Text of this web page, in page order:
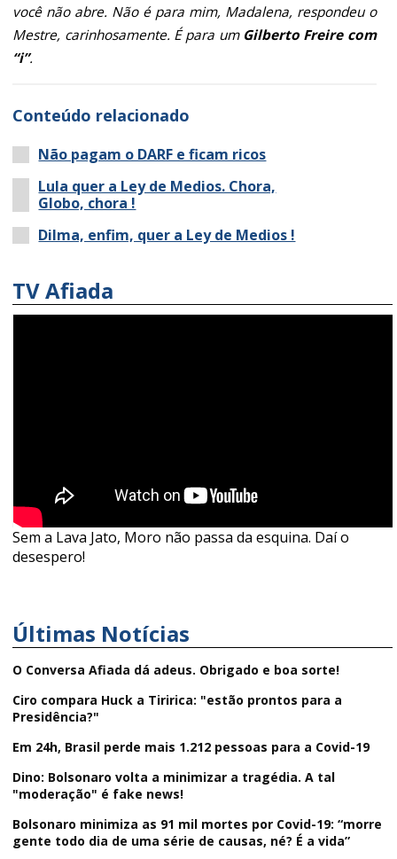
você não abre. Não é para mim, Madalena, respondeu o
Mestre, carinhosamente. É para um Gilberto Freire com
“i”.
Conteúdo relacionado
Não pagam o DARF e ficam ricos
Lula quer a Ley de Medios. Chora,
Globo, chora !
Dilma, enfim, quer a Ley de Medios !
TV Afiada
Sem a Lava Jato, Moro não passa da esquina. Daí o
desespero!
Últimas Notícias
O Conversa Afiada dá adeus. Obrigado e boa sorte!
Ciro compara Huck a Tiririca: "estão prontos para a
Presidência?"
Em 24h, Brasil perde mais 1.212 pessoas para a Covid-19
Dino: Bolsonaro volta a minimizar a tragédia. A tal
"moderação" é fake news!
Bolsonaro minimiza as 91 mil mortes por Covid-19: “morre
gente todo dia de uma série de causas, né? É a vida”